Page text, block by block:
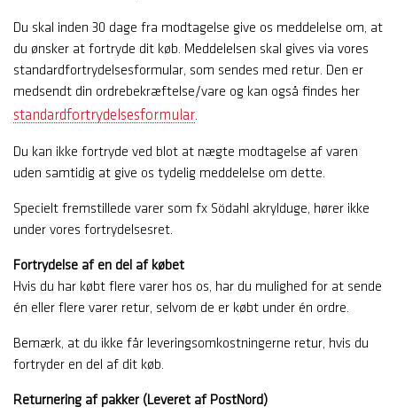
Du skal inden 30 dage fra modtagelse give os meddelelse om, at
du ønsker at fortryde dit køb. Meddelelsen skal gives via vores
standardfortrydelsesformular, som sendes med retur. Den er
medsendt din ordrebekræftelse/vare og kan også findes her
standardfortrydelsesformular.
Du kan ikke fortryde ved blot at nægte modtagelse af varen
uden samtidig at give os tydelig meddelelse om dette.
Specielt fremstillede varer som fx Södahl akrylduge, hører ikke
under vores fortrydelsesret.
Fortrydelse af en del af købet
Hvis du har købt flere varer hos os, har du mulighed for at sende
én eller flere varer retur, selvom de er købt under én ordre.
Bemærk, at du ikke får leveringsomkostningerne retur, hvis du
fortryder en del af dit køb.
Returnering af pakker (Leveret af PostNord)